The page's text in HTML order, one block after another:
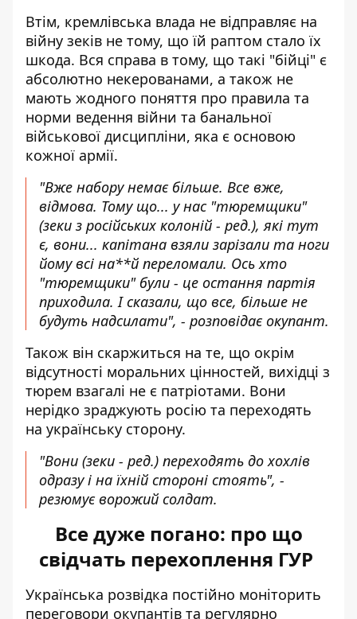
Втім, кремлівська влада не відправляє на
війну зеків не тому, що їй раптом стало їх
шкода. Вся справа в тому, що такі "бійці" є
абсолютно некерованами, а також не
мають жодного поняття про правила та
норми ведення війни та банальної
військової дисципліни, яка є основою
кожної армії.
"Вже набору немає більше. Все вже,
відмова. Тому що... у нас "тюремщики"
(зеки з російських колоній - ред.), які тут
є, вони... капітана взяли зарізали та ноги
йому всі на**й переломали. Ось хто
"тюремщики" були - це остання партія
приходила. І сказали, що все, більше не
будуть надсилати", - розповідає окупант.
Також він скаржиться на те, що окрім
відсутності моральних цінностей, вихідці з
тюрем взагалі не є патріотами. Вони
нерідко зраджують росію та переходять
на українську сторону.
"Вони (зеки - ред.) переходять до хохлів
одразу і на їхній стороні стоять", -
резюмує ворожий солдат.
Все дуже погано: про що
свідчать перехоплення ГУР
Українська розвідка постійно моніторить
переговори окупантів та регулярно